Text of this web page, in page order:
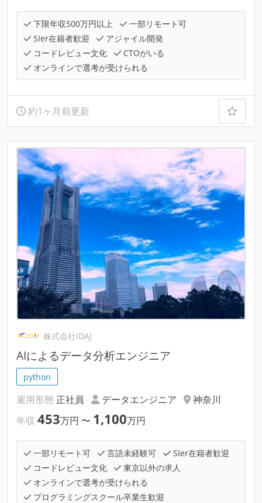
下限年収500万円以上
一部リモート可
SIer在籍者歓迎
アジャイル開発
コードレビュー文化
CTOがいる
オンラインで選考が受けられる
約1ヶ月前更新
株式会社IDAJ
AIによるデータ分析エンジニア
python
雇用形態 正社員 データエンジニア
神奈川
年収 453万円 〜 1,100万円
一部リモート可 言語未経験可
SIer在籍者歓迎
コードレビュー文化
東京以外の求人
オンラインで選考が受けられる
プログラミングスクール卒業生歓迎